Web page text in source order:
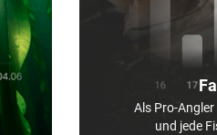
Als Pro-
und jede